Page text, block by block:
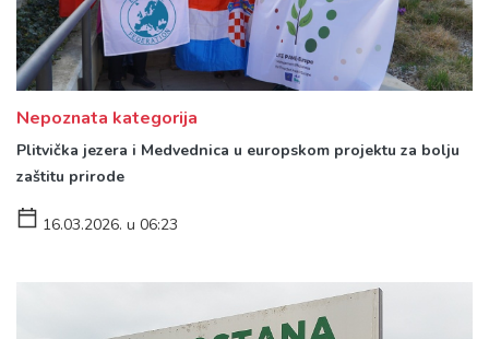
Nepoznata kategorija
Plitvička jezera i Medvednica u europskom projektu za bolju
zaštitu prirode
16.03.2026. u 06:23